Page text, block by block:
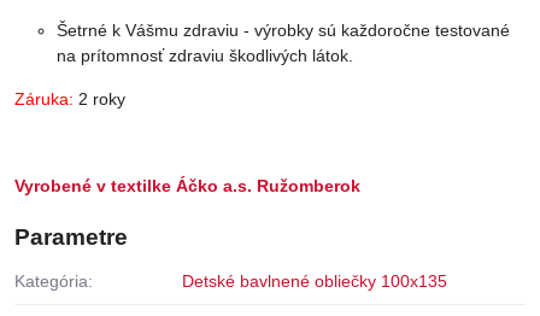
Šetrné k Vášmu zdraviu - výrobky sú každoročne testované
na prítomnosť zdraviu škodlivých látok.
Záruka: 2 roky
Vyrobené v textilke Áčko a.s. Ružomberok
Parametre
Kategória: Detské bavlnené obliečky 100x135